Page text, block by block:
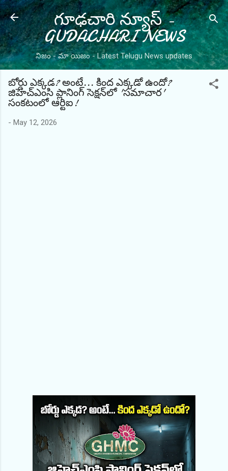
Skip to main content
గూఢచారి న్యూస్ -
GUDACHARI NEWS
నిజం - మా యిజం - Latest Telugu News updates
బోర్డు ఎక్కడ? అంటే... కింద ఎక్కడో ఉందో?
జిహెచ్‌ఎంసి ప్లానింగ్ సెక్షన్‌లో 'సమాచార'
సంకటంలో ఆర్టిఐ!
- May 12, 2026